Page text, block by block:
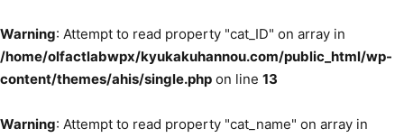
Warning: Attempt to read property "cat_ID" on array in
/home/olfactlabwpx/kyukakuhannou.com/public_html/wp-
content/themes/ahis/single.php on line 13
Warning: Attempt to read property "cat_name" on array in